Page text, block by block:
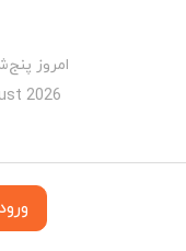
امروز پنج‌شنبه 15
2026